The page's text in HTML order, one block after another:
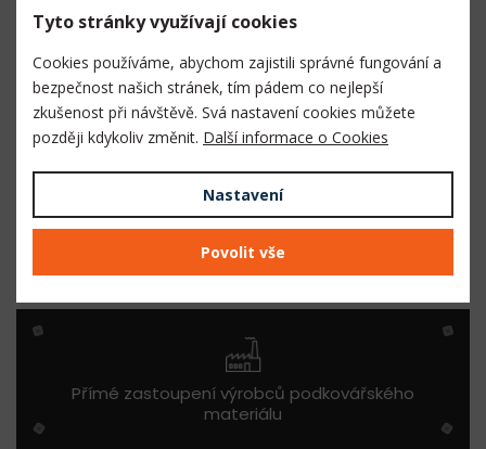
Největší výběr výrobků pro Česko a Slovensko
Doručení objednávky již do 2. pracovního dne
Přímé zastoupení výrobců podkovářského
materiálu
Tyto stránky využívají cookies
Cookies používáme, abychom zajistili správné fungování a
bezpečnost našich stránek, tím pádem co nejlepší
zkušenost při návštěvě. Svá nastavení cookies můžete
později kdykoliv změnit. Další informace o Cookies
Nastavení
Povolit vše